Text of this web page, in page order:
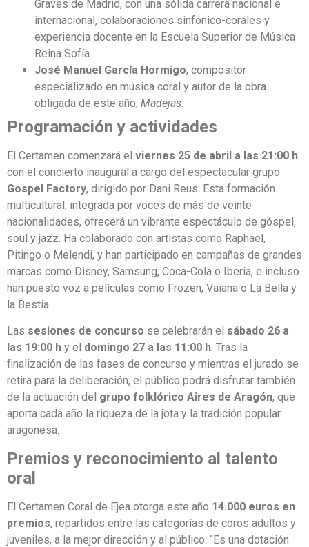
Graves de Madrid, con una sólida carrera nacional e
internacional, colaboraciones sinfónico-corales y
experiencia docente en la Escuela Superior de Música
Reina Sofía.
José Manuel García Hormigo, compositor
especializado en música coral y autor de la obra
obligada de este año, Madejas
Programación y actividades
El Certamen comenzará el viernes 25 de abril a las 21:00 h
con el concierto inaugural a cargo del espectacular grupo
Gospel Factory, dirigido por Dani Reus. Esta formación
multicultural, integrada por voces de más de veinte
nacionalidades, ofrecerá un vibrante espectáculo de góspel,
soul y jazz. Ha colaborado con artistas como Raphael,
Pitingo o Melendi, y han participado en campañas de grandes
marcas como Disney, Samsung, Coca-Cola o Iberia, e incluso
han puesto voz a películas como Frozen, Vaiana o La Bella y
la Bestia.
Las sesiones de concurso se celebrarán el sábado 26 a
las 19:00 h y el domingo 27 a las 11:00 h. Tras la
finalización de las fases de concurso y mientras el jurado se
retira para la deliberación, el público podrá disfrutar también
de la actuación del grupo folklórico Aires de Aragón, que
aporta cada año la riqueza de la jota y la tradición popular
aragonesa.
Premios y reconocimiento al talento
oral
El Certamen Coral de Ejea otorga este año 14.000 euros en
premios, repartidos entre las categorías de coros adultos y
juveniles, a la mejor dirección y al público. “Es una dotación